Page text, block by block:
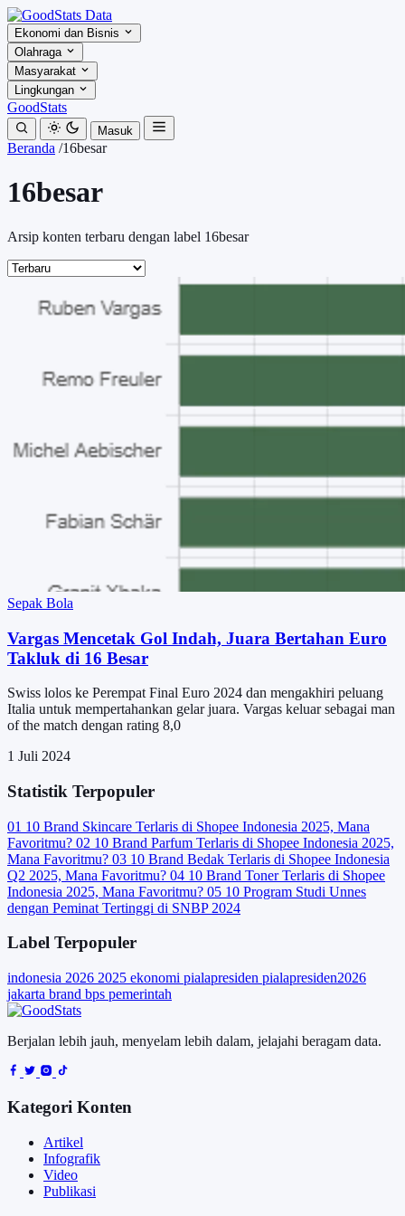
Ekonomi dan Bisnis
Olahraga
Masyarakat
Lingkungan
GoodStats
Masuk
Beranda /16besar
16besar
Arsip konten terbaru dengan label 16besar
Sepak Bola
Vargas Mencetak Gol Indah, Juara Bertahan Euro
Takluk di 16 Besar
Swiss lolos ke Perempat Final Euro 2024 dan mengakhiri peluang
Italia untuk mempertahankan gelar juara. Vargas keluar sebagai man
of the match dengan rating 8,0
1 Juli 2024
Statistik Terpopuler
01 10 Brand Skincare Terlaris di Shopee Indonesia 2025, Mana
Favoritmu? 02 10 Brand Parfum Terlaris di Shopee Indonesia 2025,
Mana Favoritmu? 03 10 Brand Bedak Terlaris di Shopee Indonesia
Q2 2025, Mana Favoritmu? 04 10 Brand Toner Terlaris di Shopee
Indonesia 2025, Mana Favoritmu? 05 10 Program Studi Unnes
dengan Peminat Tertinggi di SNBP 2024
Label Terpopuler
indonesia 2026 2025 ekonomi pialapresiden pialapresiden2026
jakarta brand bps pemerintah
Berjalan lebih jauh, menyelam lebih dalam, jelajahi beragam data.
Kategori Konten
Artikel
Infografik
Video
Publikasi